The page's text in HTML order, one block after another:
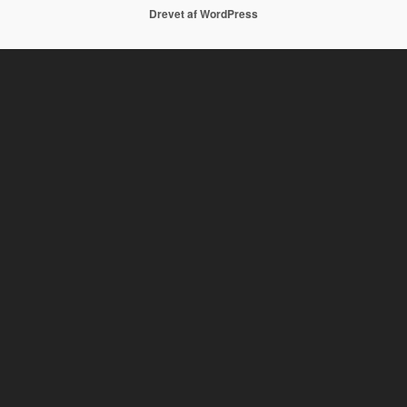
Drevet af WordPress